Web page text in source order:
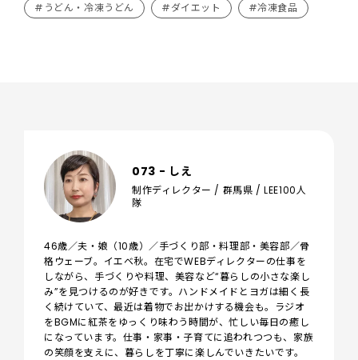
#うどん・冷凍うどん #ダイエット #冷凍食品
073 - しえ
制作ディレクター / 群馬県 / LEE100人
隊
46歳／夫・娘（10歳）／手づくり部・料理部・美容部／骨
格ウェーブ。イエベ秋。在宅でWEBディレクターの仕事を
しながら、手づくりや料理、美容など“暮らしの小さな楽し
み”を見つけるのが好きです。ハンドメイドとヨガは細く長
く続けていて、最近は着物でお出かけする機会も。ラジオ
をBGMに紅茶をゆっくり味わう時間が、忙しい毎日の癒し
になっています。仕事・家事・子育てに追われつつも、家族
の笑顔を支えに、暮らしを丁寧に楽しんでいきたいです。